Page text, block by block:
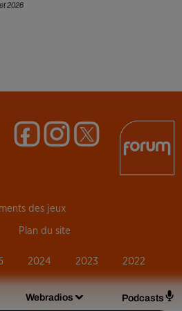
Webradios Podcasts
2026
des jeux
Plan du site
2024 2023 2022